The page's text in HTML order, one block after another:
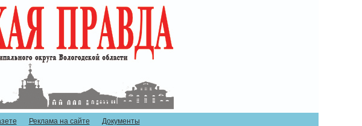
Реклама на сайте Документы